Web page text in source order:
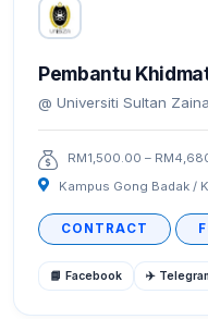
Pembantu
Universiti Sultan
RM1,500.00 –
Kampus Gong Badak /
CONTRACT
📘 Facebook ✈️